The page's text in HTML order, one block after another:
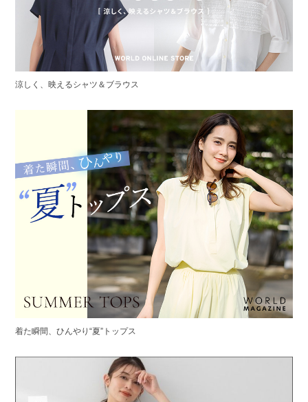
涼しく、映えるシャツ＆ブラウス
着た瞬間、ひんやり“夏”トップス